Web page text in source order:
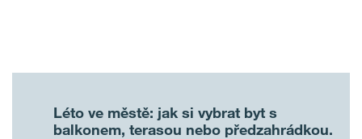
Léto ve městě: jak si vybrat byt s
balkonem, terasou nebo předzahrádkou.